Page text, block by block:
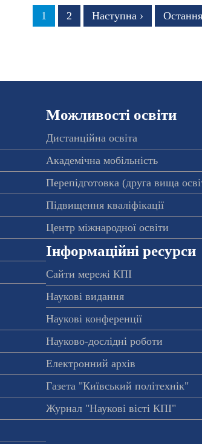
Сторінка
1 Сторінка
2
Наступна
Наступна ›
Остання
Можливості освіти
Дистанційна освіта
Академічна мобільність
Перепідготовка (друга вища
Підвищення кваліфікації
Центр міжнародної освіти
Інформаційні ресурси
Сайти мережі КПІ
Наукові видання
Наукові конференції
Науково-дослідні роботи
Електронний архів
Газета "Київський політехнік"
Журнал "Наукові вісті КПІ"